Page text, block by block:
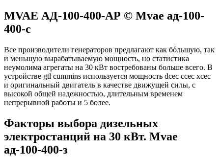
MVAE АД-100-400-АР © Mvae ад-100-
400-с
Все производители генераторов предлагают как бόльшую, так
и меньшую вырабатываемую мощность, но статистика
неумолима агрегаты на 30 кВт востребованы больше всего. В
устройстве gtl cummins используется мощность dcec ccec xcec
и оригинальный двигатель в качестве движущей силы, с
высокой общей надежностью, длительным временем
непрерывной работы и 5 более.
Факторы выбора дизельных
электростанций на 30 кВт. Mvae
ад-100-400-з